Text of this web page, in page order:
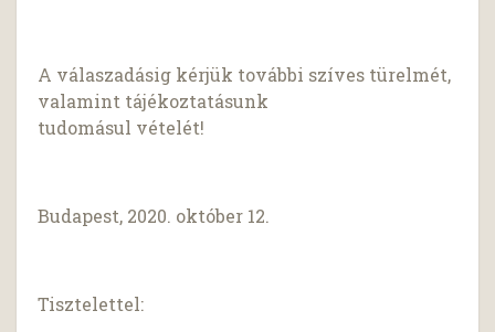
A válaszadásig kérjük további szíves türelmét,
valamint tájékoztatásunk
tudomásul vételét!
Budapest, 2020. október 12.
Tisztelettel: